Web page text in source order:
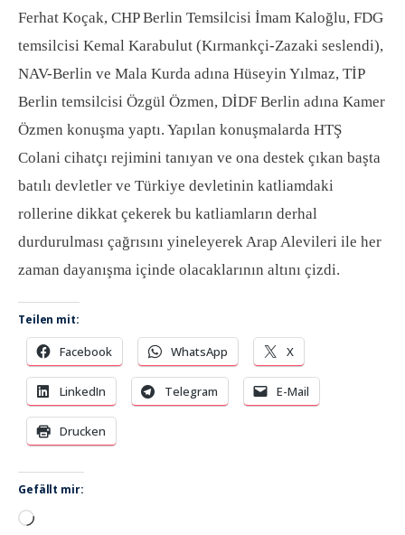
Ferhat Koçak, CHP Berlin Temsilcisi İmam Kaloğlu, FDG
temsilcisi Kemal Karabulut (Kırmankçi-Zazaki seslendi),
NAV-Berlin ve Mala Kurda adına Hüseyin Yılmaz, TİP
Berlin temsilcisi Özgül Özmen, DİDF Berlin adına Kamer
Özmen konuşma yaptı. Yapılan konuşmalarda HTŞ
Colani cihatçı rejimini tanıyan ve ona destek çıkan başta
batılı devletler ve Türkiye devletinin katliamdaki
rollerine dikkat çekerek bu katliamların derhal
durdurulması çağrısını yineleyerek Arap Alevileri ile her
zaman dayanışma içinde olacaklarının altını çizdi.
Teilen mit:
Facebook WhatsApp X
LinkedIn Telegram E-Mail
Drucken
Gefällt mir:
Wird